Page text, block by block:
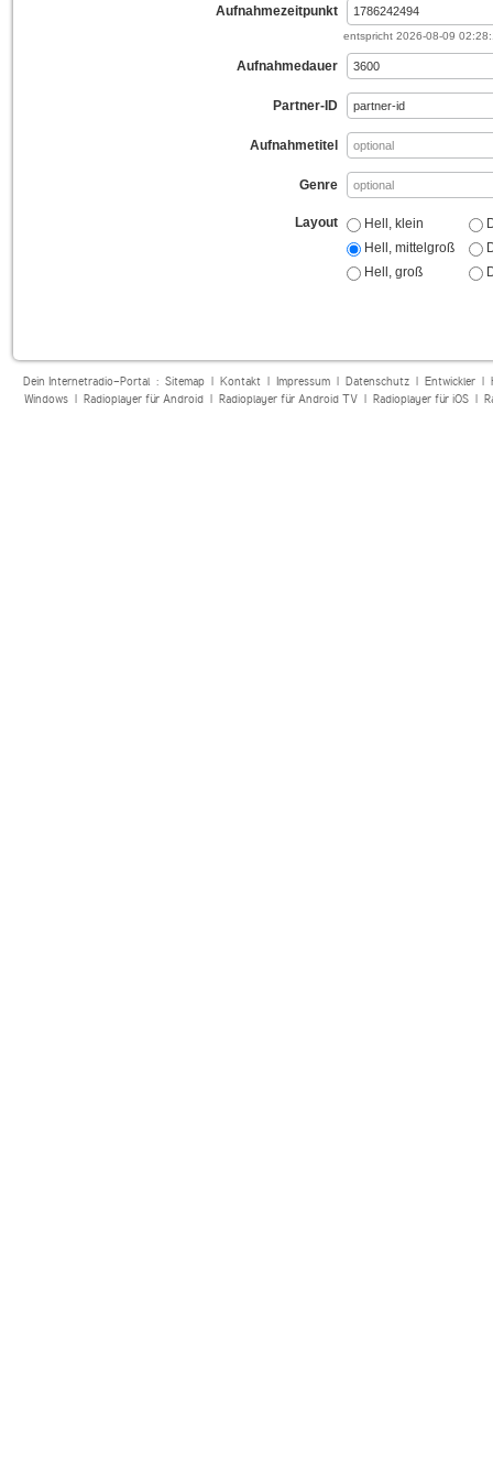
Aufnahmezeitpunkt
entspricht 2026-08-09
Aufnahmedauer
Partner-ID
Aufnahmetitel
Genre
Layout
Hell, klein
Hell, mittelgroß
Hell, groß
Dein Internetradio-Portal : Sitemap| Kontakt| Impressum| Datenschutz| Entwickler|
Windows| Radioplayer für Android| Radioplayer für Android TV| Radioplayer für iOS|